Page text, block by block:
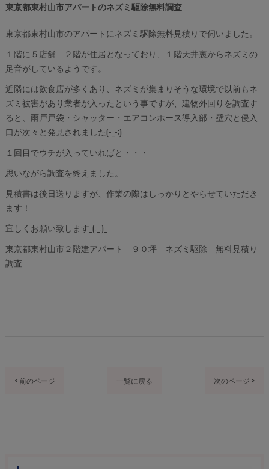
東京都東村山市アパートのネズミ駆除無料調査
東京都東村山市のアパートにネズミ駆除無料見積りで伺いました。
１階に５店舗 ２階が住居となっており、１階天井裏からネズミの
足音がしているようです。
近隣には飲食店が多くあり、ネズミが集まりそうな環境で以前もネ
ズミ被害があり業者が入ったという事ですが、建物外回りを調査す
ると、雨戸戸袋・シャッター・エアコンホース導入部・壁穴と侵入
口が次々と発見されました(-_-;)
１回目でウチが入っていればと・・・
思いながら調査を終えました。
見積書は後日送りますが、作業の際はしっかりとやらせていただき
ます！
宜しくお願い致します_(._.)_
東京都東村山市２階建アパート ９０坪 ネズミ駆除 無料見積り
調査
< 前のページ 一覧に戻る 次のページ >